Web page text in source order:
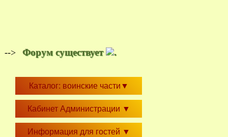
--> Форум существует .
Каталог: воинские части ▼
Кабинет Администрации ▼
Информация для гостей ▼